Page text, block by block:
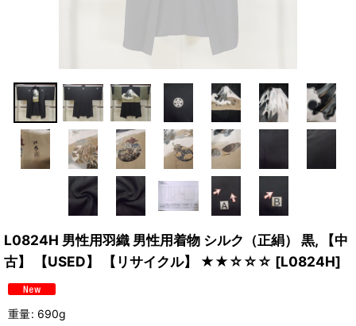
L0824H 男性用羽織 男性用着物 シルク（正絹） 黒, 【中
古】 【USED】 【リサイクル】 ★★☆☆☆ [L0824H]
重量: 690g